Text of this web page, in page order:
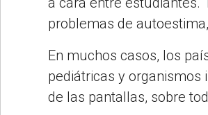
problemas de
En muchos casos, los
pediátricas y organismos
de las pantallas, sobre